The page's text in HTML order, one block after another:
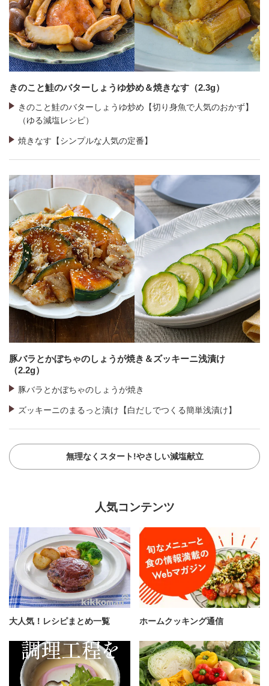
きのこと鮭のバターしょうゆ炒め＆焼きなす（2.3g）
きのこと鮭のバターしょうゆ炒め【切り身魚で人気のおかず】
（ゆる減塩レシピ）
焼きなす【シンプルな人気の定番】
豚バラとかぼちゃのしょうが焼き＆ズッキーニ浅漬け
（2.2g）
豚バラとかぼちゃのしょうが焼き
ズッキーニのまるっと漬け【白だしでつくる簡単浅漬け】
無理なくスタート!やさしい減塩献立
人気コンテンツ
大人気！レシピまとめ一覧 ホームクッキング通信